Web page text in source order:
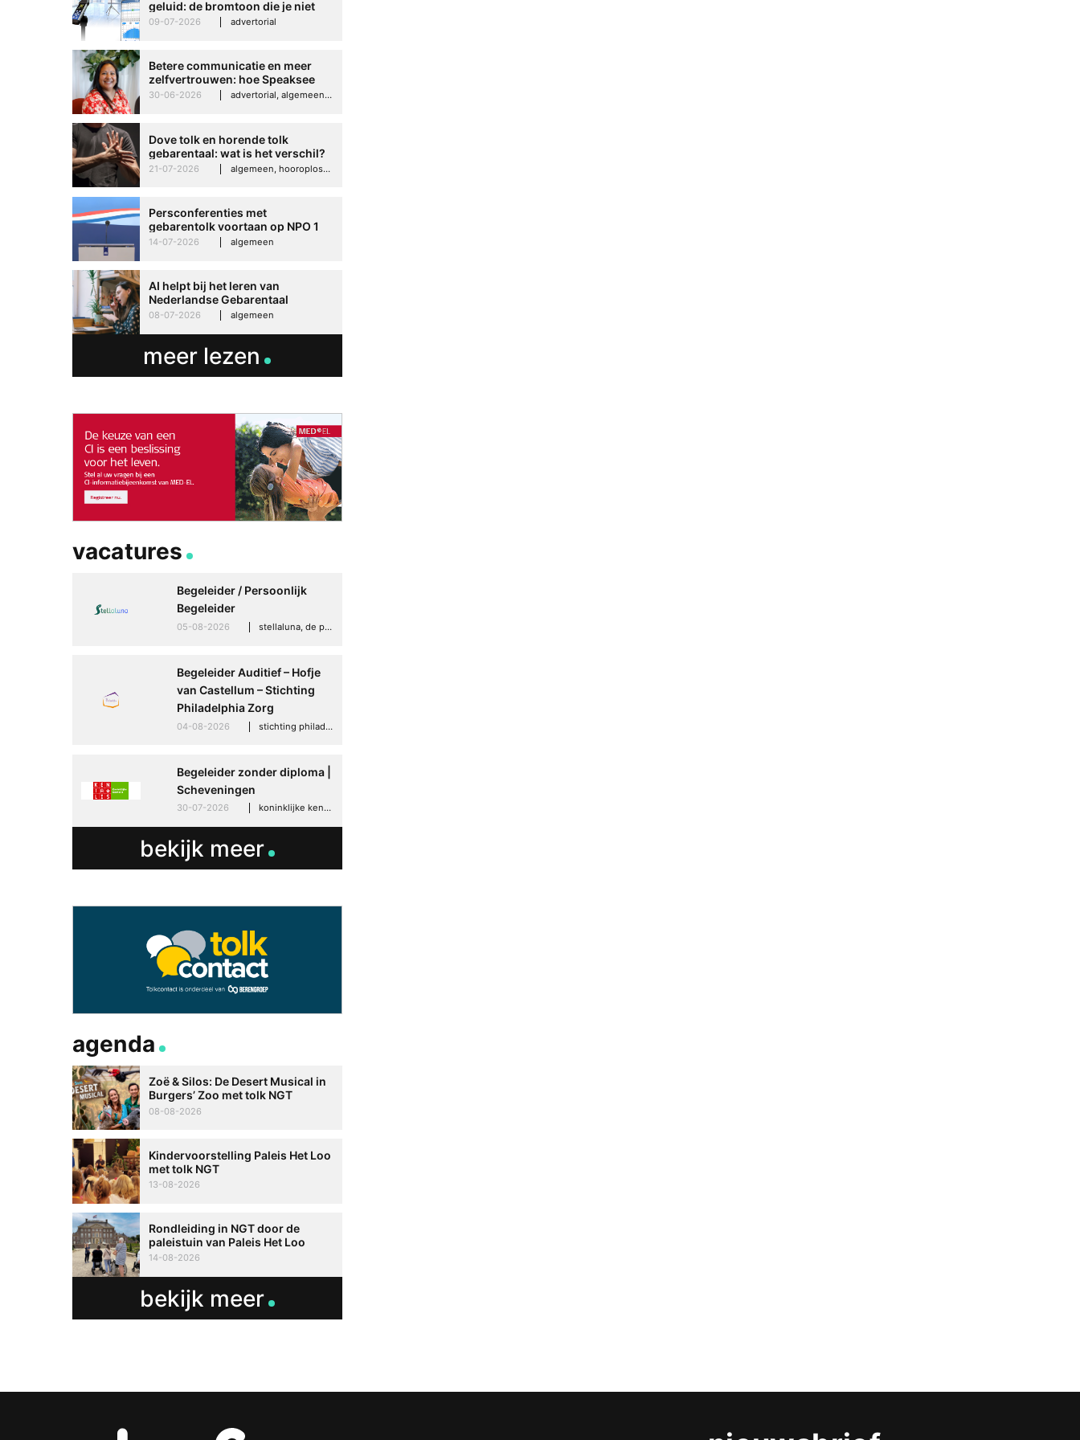
geluid: de bromtoon die je niet
kunt negeren
09-07-2026 advertorial
Betere communicatie en meer
zelfvertrouwen: hoe Speaksee
Imelda helpt om te groeien in
30-06-2026 advertorial, algemeen, hooroplossingen, interview
Dove tolk en horende tolk
gebarentaal: wat is het verschil?
21-07-2026 algemeen, hooroplossingen, hoorproblemen, samenleving & maatschappij
Persconferenties met
gebarentolk voortaan op NPO 1
Extra
14-07-2026 algemeen
AI helpt bij het leren van
Nederlandse Gebarentaal
08-07-2026 algemeen
meer lezen
vacatures
Begeleider / Persoonlijk
Begeleider
05-08-2026 stellaluna, de punt (drenthe)
Begeleider Auditief – Hofje
van Castellum – Stichting
Philadelphia Zorg
04-08-2026 stichting philadelphia zorg, den haag
Begeleider zonder diploma |
Scheveningen
30-07-2026 koninklijke kentalis, scheveningen
bekijk meer
agenda
Zoë & Silos: De Desert Musical in
Burgers’ Zoo met tolk NGT
08-08-2026
Kindervoorstelling Paleis Het Loo
met tolk NGT
13-08-2026
Rondleiding in NGT door de
paleistuin van Paleis Het Loo
14-08-2026
bekijk meer